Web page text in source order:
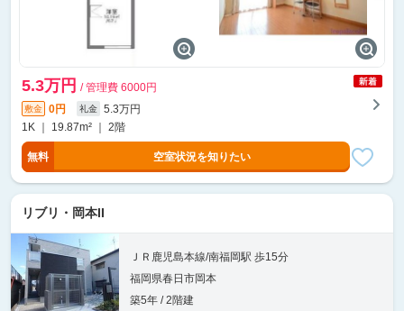
5.3万円 / 管理費 6000円
敷金 0円 礼金
5.3万円
1K ｜ 19.87m² ｜ 2階
無料 空室状況を知りたい
リブリ・岡本II
ＪＲ鹿児島本線/南福岡駅 歩15分
福岡県春日市岡本
築5年 / 2階建